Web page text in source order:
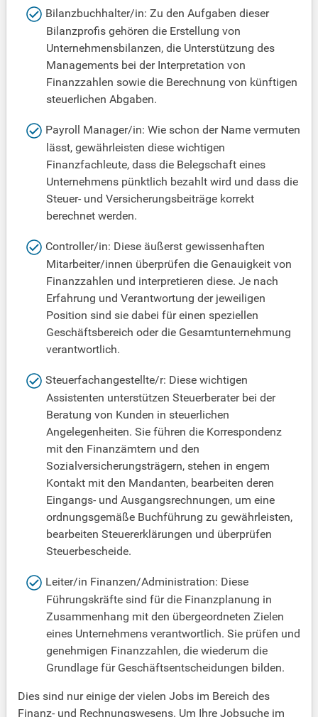
Bilanzbuchhalter/in: Zu den Aufgaben dieser
Bilanzprofis gehören die Erstellung von
Unternehmensbilanzen, die Unterstützung des
Managements bei der Interpretation von
Finanzzahlen sowie die Berechnung von künftigen
steuerlichen Abgaben.
Payroll Manager/in: Wie schon der Name vermuten
lässt, gewährleisten diese wichtigen
Finanzfachleute, dass die Belegschaft eines
Unternehmens pünktlich bezahlt wird und dass die
Steuer- und Versicherungsbeiträge korrekt
berechnet werden.
Controller/in: Diese äußerst gewissenhaften
Mitarbeiter/innen überprüfen die Genauigkeit von
Finanzzahlen und interpretieren diese. Je nach
Erfahrung und Verantwortung der jeweiligen
Position sind sie dabei für einen speziellen
Geschäftsbereich oder die Gesamtunternehmung
verantwortlich.
Steuerfachangestellte/r: Diese wichtigen
Assistenten unterstützen Steuerberater bei der
Beratung von Kunden in steuerlichen
Angelegenheiten. Sie führen die Korrespondenz
mit den Finanzämtern und den
Sozialversicherungsträgern, stehen in engem
Kontakt mit den Mandanten, bearbeiten deren
Eingangs- und Ausgangsrechnungen, um eine
ordnungsgemäße Buchführung zu gewährleisten,
bearbeiten Steuererklärungen und überprüfen
Steuerbescheide.
Leiter/in Finanzen/Administration: Diese
Führungskräfte sind für die Finanzplanung in
Zusammenhang mit den übergeordneten Zielen
eines Unternehmens verantwortlich. Sie prüfen und
genehmigen Finanzzahlen, die wiederum die
Grundlage für Geschäftsentscheidungen bilden.
Dies sind nur einige der vielen Jobs im Bereich des
Finanz- und Rechnungswesens. Um Ihre Jobsuche im